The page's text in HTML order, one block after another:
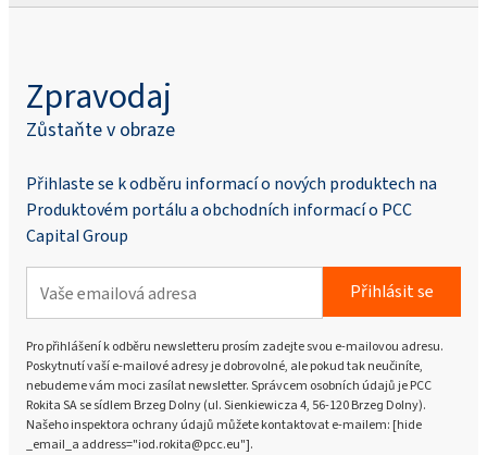
Zpravodaj
Zůstaňte v obraze
Přihlaste se k odběru informací o nových produktech na
Produktovém portálu a obchodních informací o PCC
Capital Group
Přihlásit se
Pro přihlášení k odběru newsletteru prosím zadejte svou e-mailovou adresu.
Poskytnutí vaší e-mailové adresy je dobrovolné, ale pokud tak neučiníte,
nebudeme vám moci zasílat newsletter. Správcem osobních údajů je PCC
Rokita SA se sídlem Brzeg Dolny (ul. Sienkiewicza 4, 56-120 Brzeg Dolny).
Našeho inspektora ochrany údajů můžete kontaktovat e-mailem: [hide
_email_a address="iod.rokita@pcc.eu"].